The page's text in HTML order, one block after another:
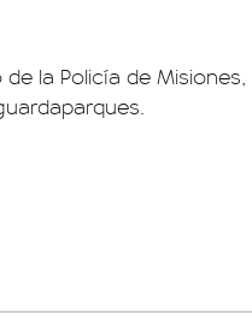
la Policía de Misiones,